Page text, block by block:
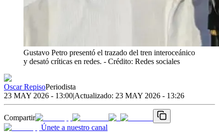
Gustavo Petro presentó el trazado del tren interoceánico
y desató críticas en redes. - Crédito: Redes sociales
Oscar RepisoPeriodista
23 MAY 2026 - 13:00|Actualizado: 23 MAY 2026 - 13:26
Compartir
Únete a nuestro canal